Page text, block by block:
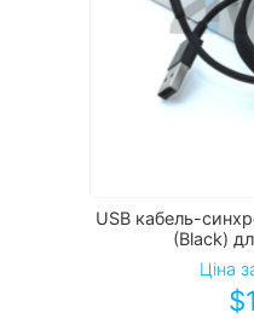
USB кабель-
(Black)
Ціна
$